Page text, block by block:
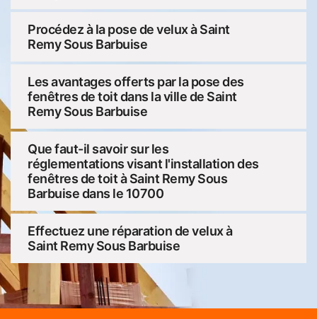
Procédez à la pose de velux à Saint
Remy Sous Barbuise
Les avantages offerts par la pose des
fenêtres de toit dans la ville de Saint
Remy Sous Barbuise
Que faut-il savoir sur les
réglementations visant l'installation des
fenêtres de toit à Saint Remy Sous
Barbuise dans le 10700
Effectuez une réparation de velux à
Saint Remy Sous Barbuise